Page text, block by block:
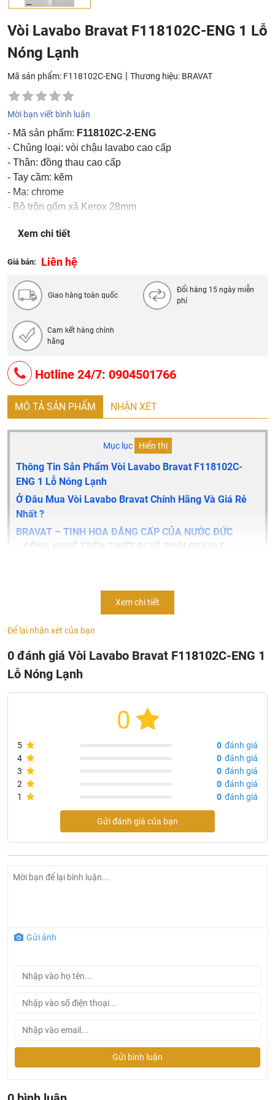
Vòi Lavabo Bravat F118102C-ENG 1 Lỗ
Nóng Lạnh
Mã sản phẩm: F118102C-ENG | Thương hiệu: BRAVAT
Mời bạn viết bình luận
- Mã sản phẩm: F118102C-2-ENG
- Chủng loại: vòi chậu lavabo cao cấp
- Thân: đồng thau cao cấp
- Tay cầm: kẽm
- Mạ: chrome
- Bộ trộn gốm xả Kerox 28mm
- 610mm M8 x G1/2 SS Hoses 2pcs
- Nhập khẩu: Đức
- Thương hiệu: Bravat
Xem chi tiết
Giá bán: Liên hệ
Giao hàng toàn quốc
Đổi hàng 15 ngày miễn
phí
Cam kết hàng chính
hãng
Hotline 24/7: 0904501766
MÔ TẢ SẢN PHẨM NHẬN XÉT
Mục lục Hiển thị
Thông Tin Sản Phẩm Vòi Lavabo Bravat F118102C-
ENG 1 Lỗ Nóng Lạnh
Ở Đâu Mua Vòi Lavabo Bravat Chính Hãng Và Giá Rẻ
Nhất ?
BRAVAT – TINH HOA ĐẲNG CẤP CỦA NƯỚC ĐỨC
CÔNG NGHỆ TRÊN THIẾT BỊ VỆ SINH BRAVAT
- Mã sản phẩm:F118102C-2-ENG
- Thân: đồng thau cao cấp
- Tay cầm: kẽm
- 610mm M8 x G1/2 SS Hoses 2pcs
- Tốc độ dòng chảy: 5.7L/min@0.3 MPa
- Nhập khẩu: Đức
- Thương hiệu: Bravat
Ở đâu mua vòi lavabo Bravat chính hãng và giá rẻ nhất
Xem chi tiết
Để lại nhận xét của bạn
0 đánh giá Vòi Lavabo Bravat F118102C-ENG 1
Lỗ Nóng Lạnh
0
5 0 đánh giá
4
0 đánh giá
3
0 đánh giá
2
0 đánh giá
1
0 đánh giá
Gửi đánh giá của bạn
Gửi ảnh
Gửi bình luận